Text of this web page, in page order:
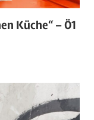
Küche“ – Ö1